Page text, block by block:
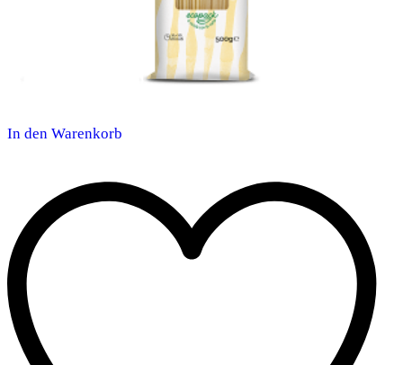
In den Warenkorb